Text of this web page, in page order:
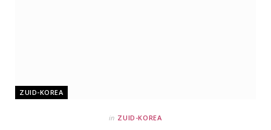
ZUID-KOREA
in ZUID-KOREA